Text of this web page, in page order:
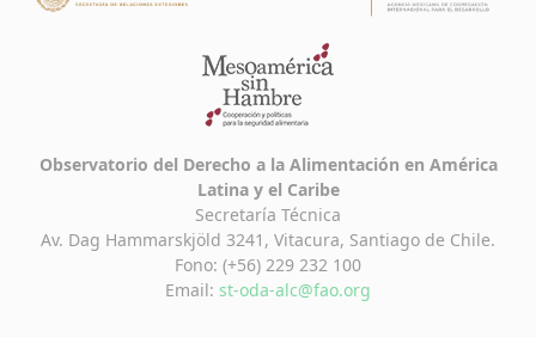
Observatorio del Derecho a la Alimentación en América
Latina y el Caribe
Secretaría Técnica
Av. Dag Hammarskjöld 3241, Vitacura, Santiago de Chile.
Fono: (+56) 229 232 100
Email: st-oda-alc@fao.org